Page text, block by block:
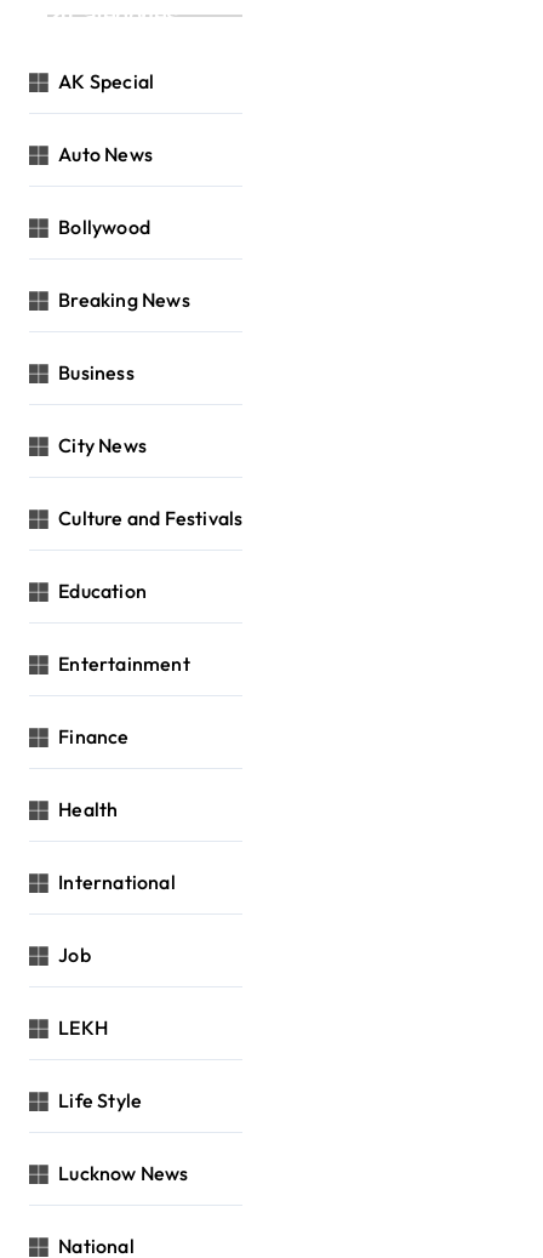
Categories
AK Special
Auto News
Bollywood
Breaking News
Business
City News
Culture and Festivals
Education
Entertainment
Finance
Health
International
Job
LEKH
Life Style
Lucknow News
National